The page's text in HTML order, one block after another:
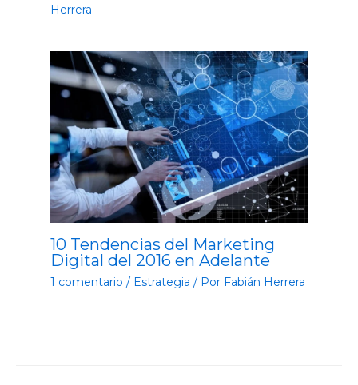
Herrera
10 Tendencias del Marketing
Digital del 2016 en Adelante
1 comentario / Estrategia / Por Fabián Herrera